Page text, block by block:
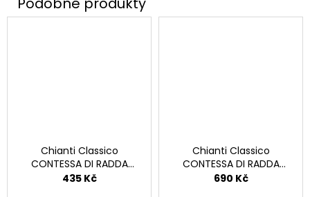
Chianti Classico
CONTESSA DI RADDA
DOCG*.
435 Kč
Chianti Classico
CONTESSA DI RADDA
Riserva DOCG.
690 Kč